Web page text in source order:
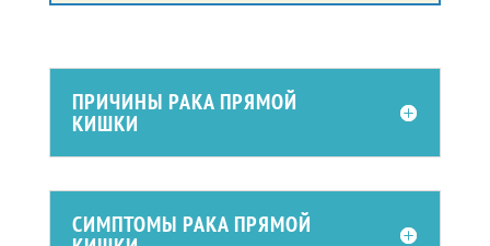
ПРИЧИНЫ РАКА ПРЯМОЙ
КИШКИ
СИМПТОМЫ РАКА ПРЯМОЙ